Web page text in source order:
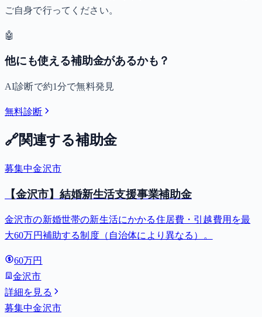
ご自身で行ってください。
🤖
他にも使える補助金があるかも？
AI診断で約1分で無料発見
無料診断
🔗関連する補助金
募集中金沢市
【金沢市】結婚新生活支援事業補助金
金沢市の新婚世帯の新生活にかかる住居費・引越費用を最
大60万円補助する制度（自治体により異なる）。
60万円
金沢市
詳細を見る
募集中金沢市